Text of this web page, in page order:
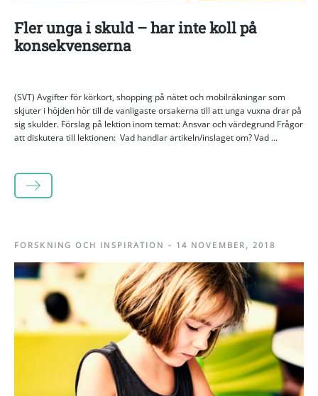
Fler unga i skuld – har inte koll på
konsekvenserna
(SVT) Avgifter för körkort, shopping på nätet och mobilräkningar som
skjuter i höjden hör till de vanligaste orsakerna till att unga vuxna drar på
sig skulder. Förslag på lektion inom temat: Ansvar och värdegrund Frågor
att diskutera till lektionen: Vad handlar artikeln/inslaget om? Vad ...
LÄS MER
FORSKNING OCH INSPIRATION - 14 NOVEMBER, 2018